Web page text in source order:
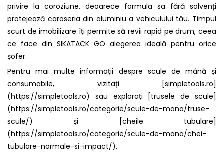
privire la coroziune, deoarece formula sa fără solvenți
protejează caroseria din aluminiu a vehiculului tău. Timpul
scurt de imobilizare îți permite să revii rapid pe drum, ceea
ce face din SIKATACK GO alegerea ideală pentru orice
șofer.
Pentru mai multe informații despre scule de mână și
consumabile, vizitați [simpletools.ro]
(https://simpletools.ro) sau explorați [trusele de scule]
(https://simpletools.ro/categorie/scule-de-mana/truse-
scule/) și [cheile tubulare]
(https://simpletools.ro/categorie/scule-de-mana/chei-
tubulare-normale-si-impact/).